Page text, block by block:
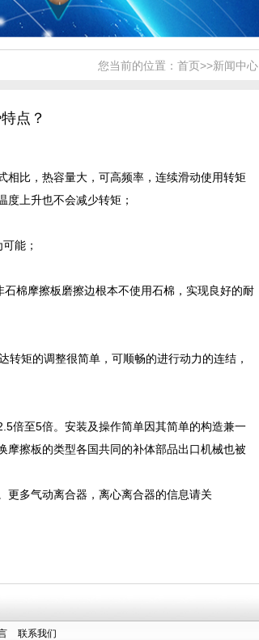
您当前的位置： 首页>>新闻中心
点？
比，热容量大，可高频率，连续滑动使用转矩
上升也不会减少转矩；
能；
棉摩擦板磨擦边根本不使用石棉，实现良好的耐
矩的调整很简单，可顺畅的进行动力的连结，
至5倍。安装及操作简单因其简单的构造兼一
擦板的类型各国共同的补体部品出口机械也被
更多气动离合器，离心离合器的信息请关
联系我们